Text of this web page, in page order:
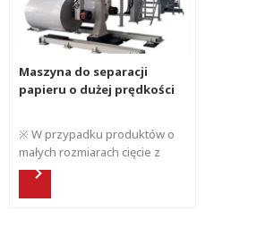
Maszyna do separacji
papieru o dużej prędkości
※ W przypadku produktów o
małych rozmiarach cięcie z
dużą prędkością można